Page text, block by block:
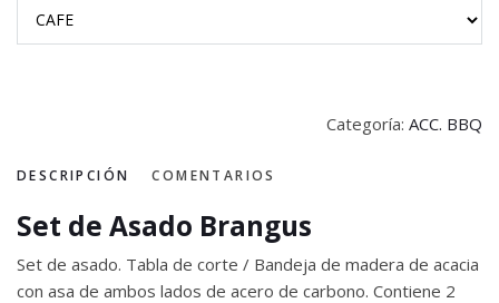
Categoría: ACC. BBQ
DESCRIPCIÓN COMENTARIOS
Set de Asado Brangus
Set de asado. Tabla de corte / Bandeja de madera de acacia
con asa de ambos lados de acero de carbono. Contiene 2